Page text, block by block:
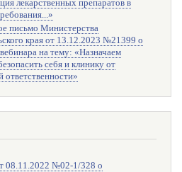
лекарственных препаратов в
письмо Министерства
края от 13.12.2023 №21399 о
на тему: «Назначаем
себя и клинику от
ответственности»
08.11.2022 №02-1/328 о